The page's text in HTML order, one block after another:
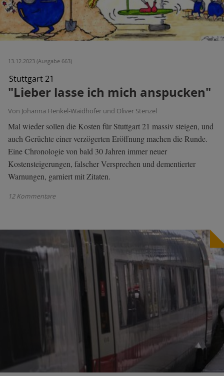
13.12.2023 (Ausgabe 663)
Stuttgart 21
"Lieber lasse ich mich anspucken"
Von Johanna Henkel-Waidhofer und Oliver Stenzel
Mal wieder sollen die Kosten für Stuttgart 21 massiv steigen, und
auch Gerüchte einer verzögerten Eröffnung machen die Runde.
Eine Chronologie von bald 30 Jahren immer neuer
Kostensteigerungen, falscher Versprechen und dementierter
Warnungen, garniert mit Zitaten.
12 Kommentare